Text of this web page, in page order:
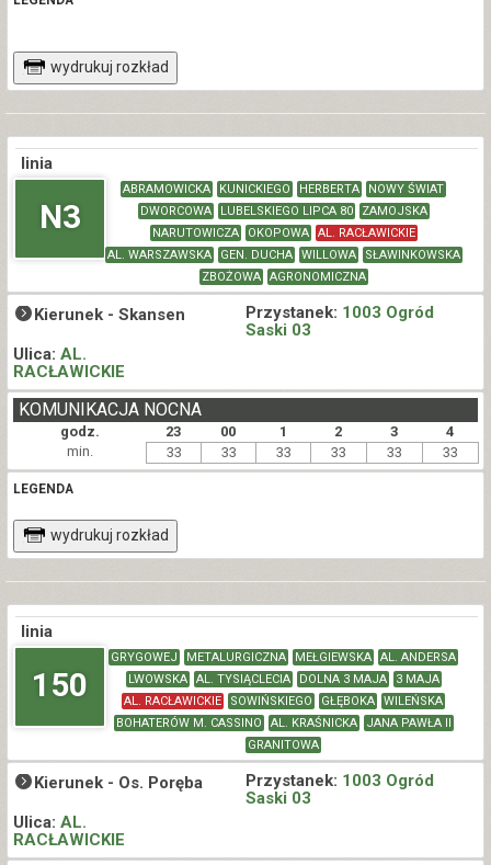
wydrukuj rozkład
linia
N3
ABRAMOWICKA KUNICKIEGO HERBERTA
NOWY ŚWIAT
DWORCOWA
LUBELSKIEGO LIPCA 80
ZAMOJSKA
NARUTOWICZA
OKOPOWA
AL. RACŁAWICKIE
AL. WARSZAWSKA
GEN. DUCHA WILLOWA
SŁAWINKOWSKA
ZBOŻOWA
AGRONOMICZNA
Kierunek - Skansen Przystanek: 1003 Ogród
Saski 03
Ulica: AL.
RACŁAWICKIE
godz. 23 00 1 2 3 4
KOMUNIKACJA NOCNA
min. 33 33 33 33 33 33
LEGENDA
wydrukuj rozkład
linia
150
GRYGOWEJ METALURGICZNA MEŁGIEWSKA
AL. ANDERSA
LWOWSKA
AL. TYSIĄCLECIA DOLNA 3 MAJA
3 MAJA
AL. RACŁAWICKIE
SOWIŃSKIEGO GŁĘBOKA
WILEŃSKA
BOHATERÓW M. CASSINO
AL. KRAŚNICKA
JANA PAWŁA II
GRANITOWA
Kierunek - Os. Poręba Przystanek: 1003 Ogród
Saski 03
Ulica: AL.
RACŁAWICKIE